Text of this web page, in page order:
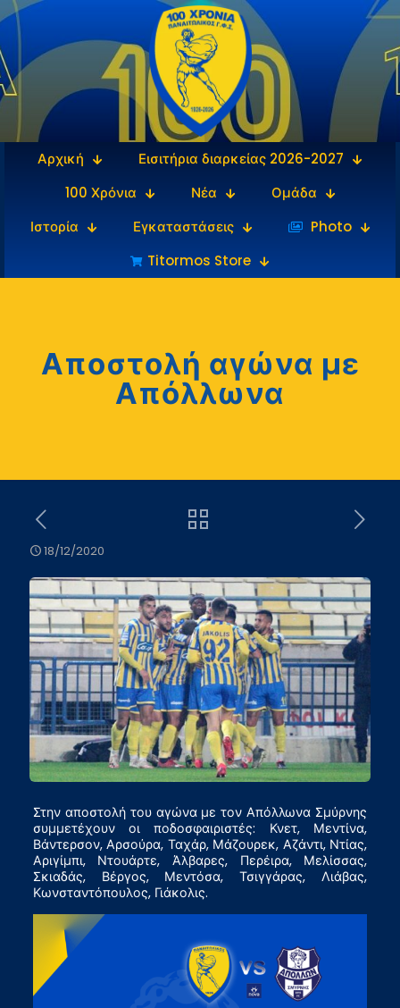
Αρχική
Εισιτήρια διαρκείας 2026-2027
100 Χρόνια
Νέα
Ομάδα
Ιστορία
Εγκαταστάσεις
‎‏‏‎ ‎Photo
Titormos Store
Αποστολή αγώνα με
Απόλλωνα
18/12/2020
Στην αποστολή του αγώνα με τον Απόλλωνα Σμύρνης
συμμετέχουν οι ποδοσφαιριστές: Κνετ, Μεντίνα,
Βάντερσον, Αρσούρα, Ταχάρ, Μάζουρεκ, Αζάντι, Ντίας,
Αριγίμπι, Ντουάρτε, Άλβαρες, Περέιρα, Μελίσσας,
Σκιαδάς, Βέργος, Μεντόσα, Τσιγγάρας, Λιάβας,
Κωνσταντόπουλος, Γιάκολις.